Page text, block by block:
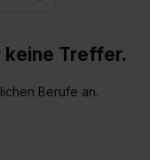
keine Treffer.
Berufe an.